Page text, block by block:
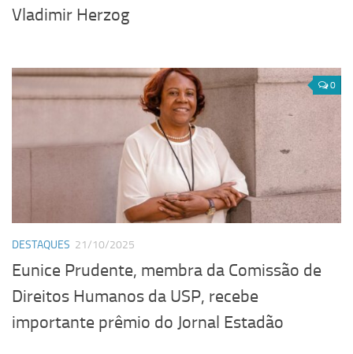
Vladimir Herzog
0
DESTAQUES 21/10/2025
Eunice Prudente, membra da Comissão de
Direitos Humanos da USP, recebe
importante prêmio do Jornal Estadão